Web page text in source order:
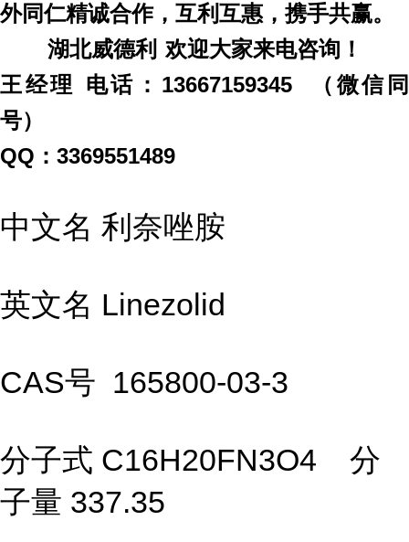
外同仁精诚合作，互利互惠，携手共赢。
湖北威德利 欢迎大家来电咨询！
王经理
电话： 13667159345 （微信同
号）
QQ：3369551489
中文名 利奈唑胺
英文名 Linezolid
CAS号 165800-03-3
分子式 C16H20FN3O4 分
子量 337.35